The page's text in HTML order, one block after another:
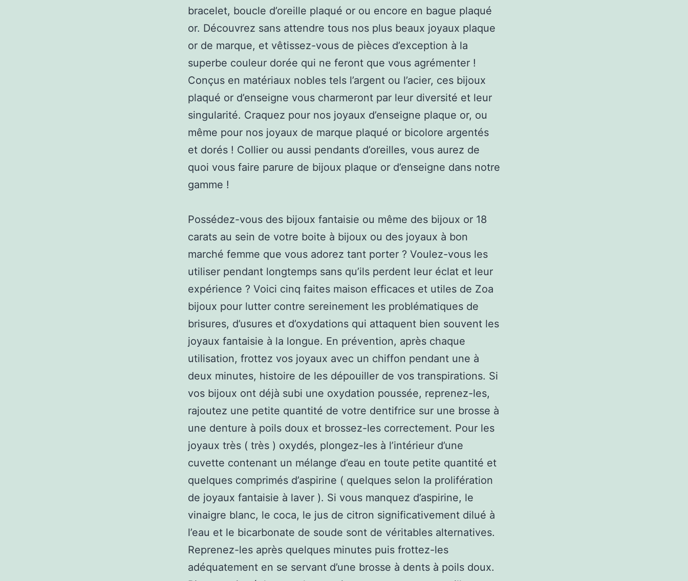
bracelet, boucle d’oreille plaqué or ou encore en bague plaqué
or. Découvrez sans attendre tous nos plus beaux joyaux plaque
or de marque, et vêtissez-vous de pièces d’exception à la
superbe couleur dorée qui ne feront que vous agrémenter !
Conçus en matériaux nobles tels l’argent ou l’acier, ces bijoux
plaqué or d’enseigne vous charmeront par leur diversité et leur
singularité. Craquez pour nos joyaux d’enseigne plaque or, ou
même pour nos joyaux de marque plaqué or bicolore argentés
et dorés ! Collier ou aussi pendants d’oreilles, vous aurez de
quoi vous faire parure de bijoux plaque or d’enseigne dans notre
gamme !
Possédez-vous des bijoux fantaisie ou même des bijoux or 18
carats au sein de votre boite à bijoux ou des joyaux à bon
marché femme que vous adorez tant porter ? Voulez-vous les
utiliser pendant longtemps sans qu’ils perdent leur éclat et leur
expérience ? Voici cinq faites maison efficaces et utiles de Zoa
bijoux pour lutter contre sereinement les problématiques de
brisures, d’usures et d’oxydations qui attaquent bien souvent les
joyaux fantaisie à la longue. En prévention, après chaque
utilisation, frottez vos joyaux avec un chiffon pendant une à
deux minutes, histoire de les dépouiller de vos transpirations. Si
vos bijoux ont déjà subi une oxydation poussée, reprenez-les,
rajoutez une petite quantité de votre dentifrice sur une brosse à
une denture à poils doux et brossez-les correctement. Pour les
joyaux très ( très ) oxydés, plongez-les à l’intérieur d’une
cuvette contenant un mélange d’eau en toute petite quantité et
quelques comprimés d’aspirine ( quelques selon la prolifération
de joyaux fantaisie à laver ). Si vous manquez d’aspirine, le
vinaigre blanc, le coca, le jus de citron significativement dilué à
l’eau et le bicarbonate de soude sont de véritables alternatives.
Reprenez-les après quelques minutes puis frottez-les
adéquatement en se servant d’une brosse à dents à poils doux.